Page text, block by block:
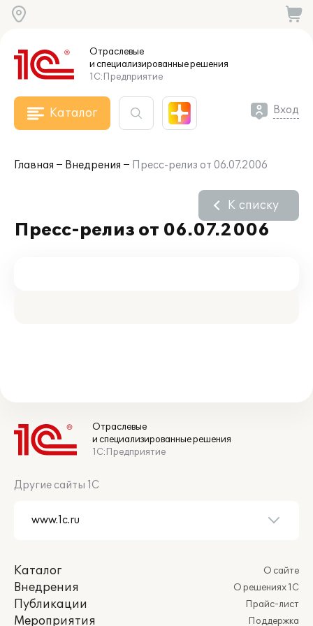
Отраслевые
и специализированныерешения
1С:Предприятие
Каталог Вход
Главная Внедрения Пресс-релиз от 06.07.2006
Пресс-релиз от 06.07.2006
К списку
Отраслевые
и специализированные решения
1С:Предприятие
Другие сайты 1С
Каталог
Внедрения
Публикации
Мероприятия
О сайте
О решениях 1С
Прайс-лист
Поддержка